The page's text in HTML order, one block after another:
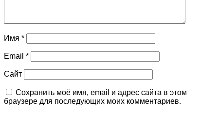
Имя *
Email *
Сайт
Сохранить моё имя, email и адрес сайта в этом
браузере для последующих моих комментариев.